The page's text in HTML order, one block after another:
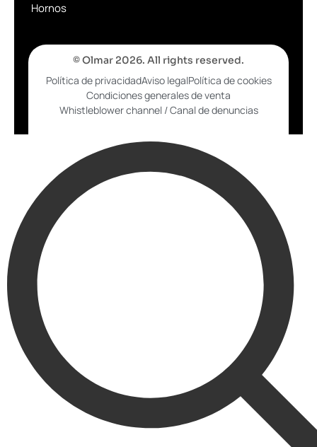
Hornos
© Olmar 2026. All rights reserved.
Política de privacidadAviso legalPolítica de cookies
Condiciones generales de venta
Whistleblower channel / Canal de denuncias